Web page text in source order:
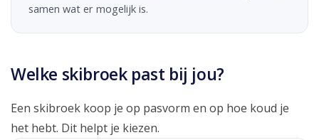
samen wat er mogelijk is.
Welke skibroek past bij jou?
Een skibroek koop je op pasvorm en op hoe koud je
het hebt. Dit helpt je kiezen.